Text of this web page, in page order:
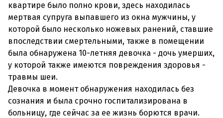
квартире было полно крови, здесь находилась
мертвая супруга выпавшего из окна мужчины, у
которой было несколько ножевых ранений, ставшие
впоследствии смертельными, также в помещении
была обнаружена 10-летняя девочка - дочь умерших,
у которой также имеются повреждения здоровья -
травмы шеи.
Девочка в момент обнаружения находилась без
сознания и была срочно госпитализирована в
больницу, где сейчас за ее жизнь борются врачи.